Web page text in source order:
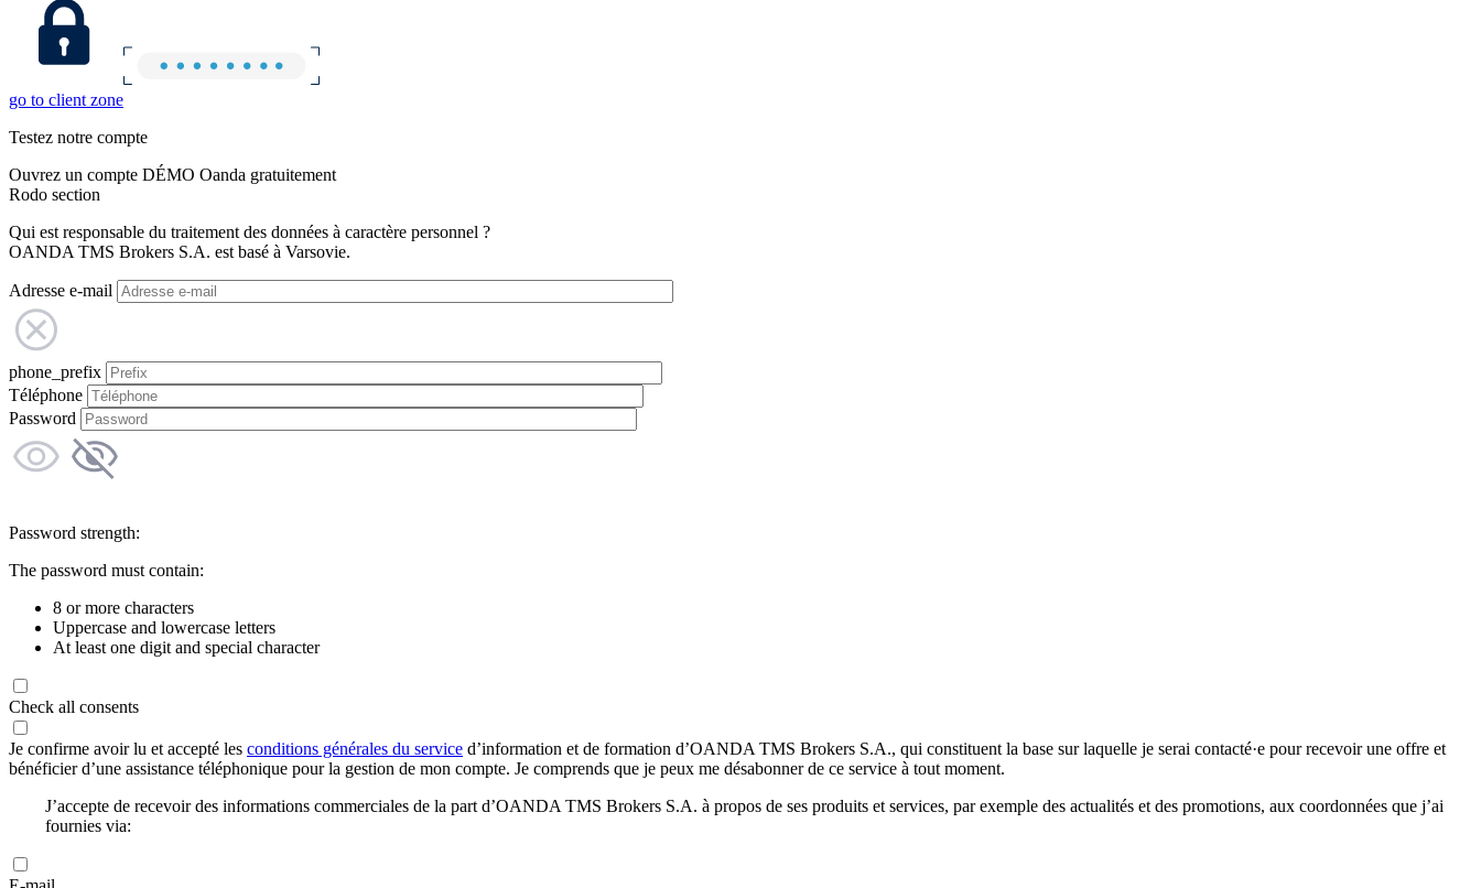
go to client zone
Testez notre compte
Ouvrez un compte DÉMO Oanda gratuitement
Rodo section
Qui est responsable du traitement des données à caractère personnel ?
OANDA TMS Brokers S.A. est basé à Varsovie.
Adresse e-mail
phone_prefix
Téléphone
Password
Password strength:
The password must contain:
8 or more characters
Uppercase and lowercase letters
At least one digit and special character
Check all consents
Je confirme avoir lu et accepté les conditions générales du service d’information et de formation d’OANDA TMS Brokers S.A., qui constituent la base sur laquelle je serai contacté·e pour recevoir une offre et
bénéficier d’une assistance téléphonique pour la gestion de mon compte. Je comprends que je peux me désabonner de ce service à tout moment.
J’accepte de recevoir des informations commerciales de la part d’OANDA TMS Brokers S.A. à propos de ses produits et services, par exemple des actualités et des promotions, aux coordonnées que j’ai
fournies via: